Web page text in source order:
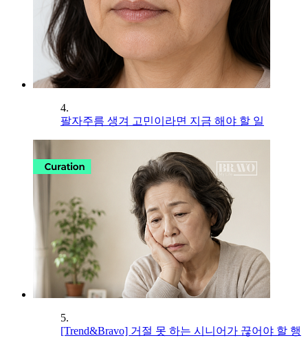
4.
팔자주름 생겨 고민이라면 지금 해야 할 일
5.
[Trend&Bravo] 거절 못 하는 시니어가 끊어야 할 행